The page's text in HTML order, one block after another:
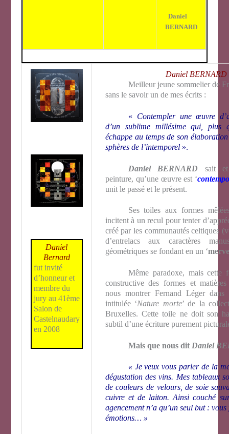
Daniel
BERNARD
Daniel
Bernard
fut invité
d’honneur et
membre du
jury au 41ème
Salon de
Castelnaudary
en 2008
Daniel BERNARD
Meilleur jeune sommelier de
sans le savoir un de mes écrits :
« Contempler une œuvre
d’un sublime millésime qui, plus
échappe au temps de son
sphères de l’intemporel».
Daniel BERNARD
sait
peinture, qu’une œuvre est ‘
unit le passé et le présent.
Ses toiles aux formes
incitent à un recul pour tenter
créé par les communautés celtiques
d’entrelacs aux caractères
géométriques se fondant en un ‘
Même paradoxe, mais cette
constructive des formes et
nous montrer Fernand Léger
intitulée ‘Nature morte’ de la
Bruxelles. Cette toile ne doit son
subtil d’une écriture purement
Mais que nous dit Daniel
« Je veux vous parler de la
dégustation des vins. Mes tableaux
de couleurs de velours, de soie
cuivre et de laiton. Ainsi couché
agencement n’a qu’un seul but :
émotions… »